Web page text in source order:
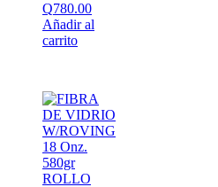
Q780.00
Añadir al
carrito